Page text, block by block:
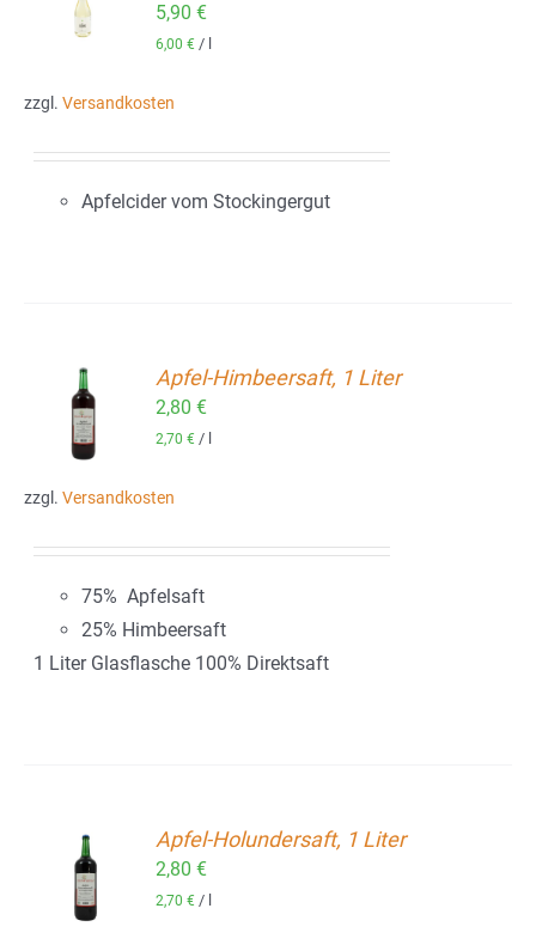
5,90€
6,00€ /
zzgl. Versandkosten
Apfelcider vom Stockingergut
Apfel-Himbeersaft, 1 Liter
2,80€
2,70€ /
zzgl. Versandkosten
75% Apfelsaft
25% Himbeersaft
1 Liter Glasflasche 100% Direktsaft
Apfel-Holundersaft, 1 Liter
2,80€
2,70€ /